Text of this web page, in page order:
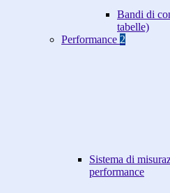
Bandi di
tabelle)
Performance 2
Sistema di
performance